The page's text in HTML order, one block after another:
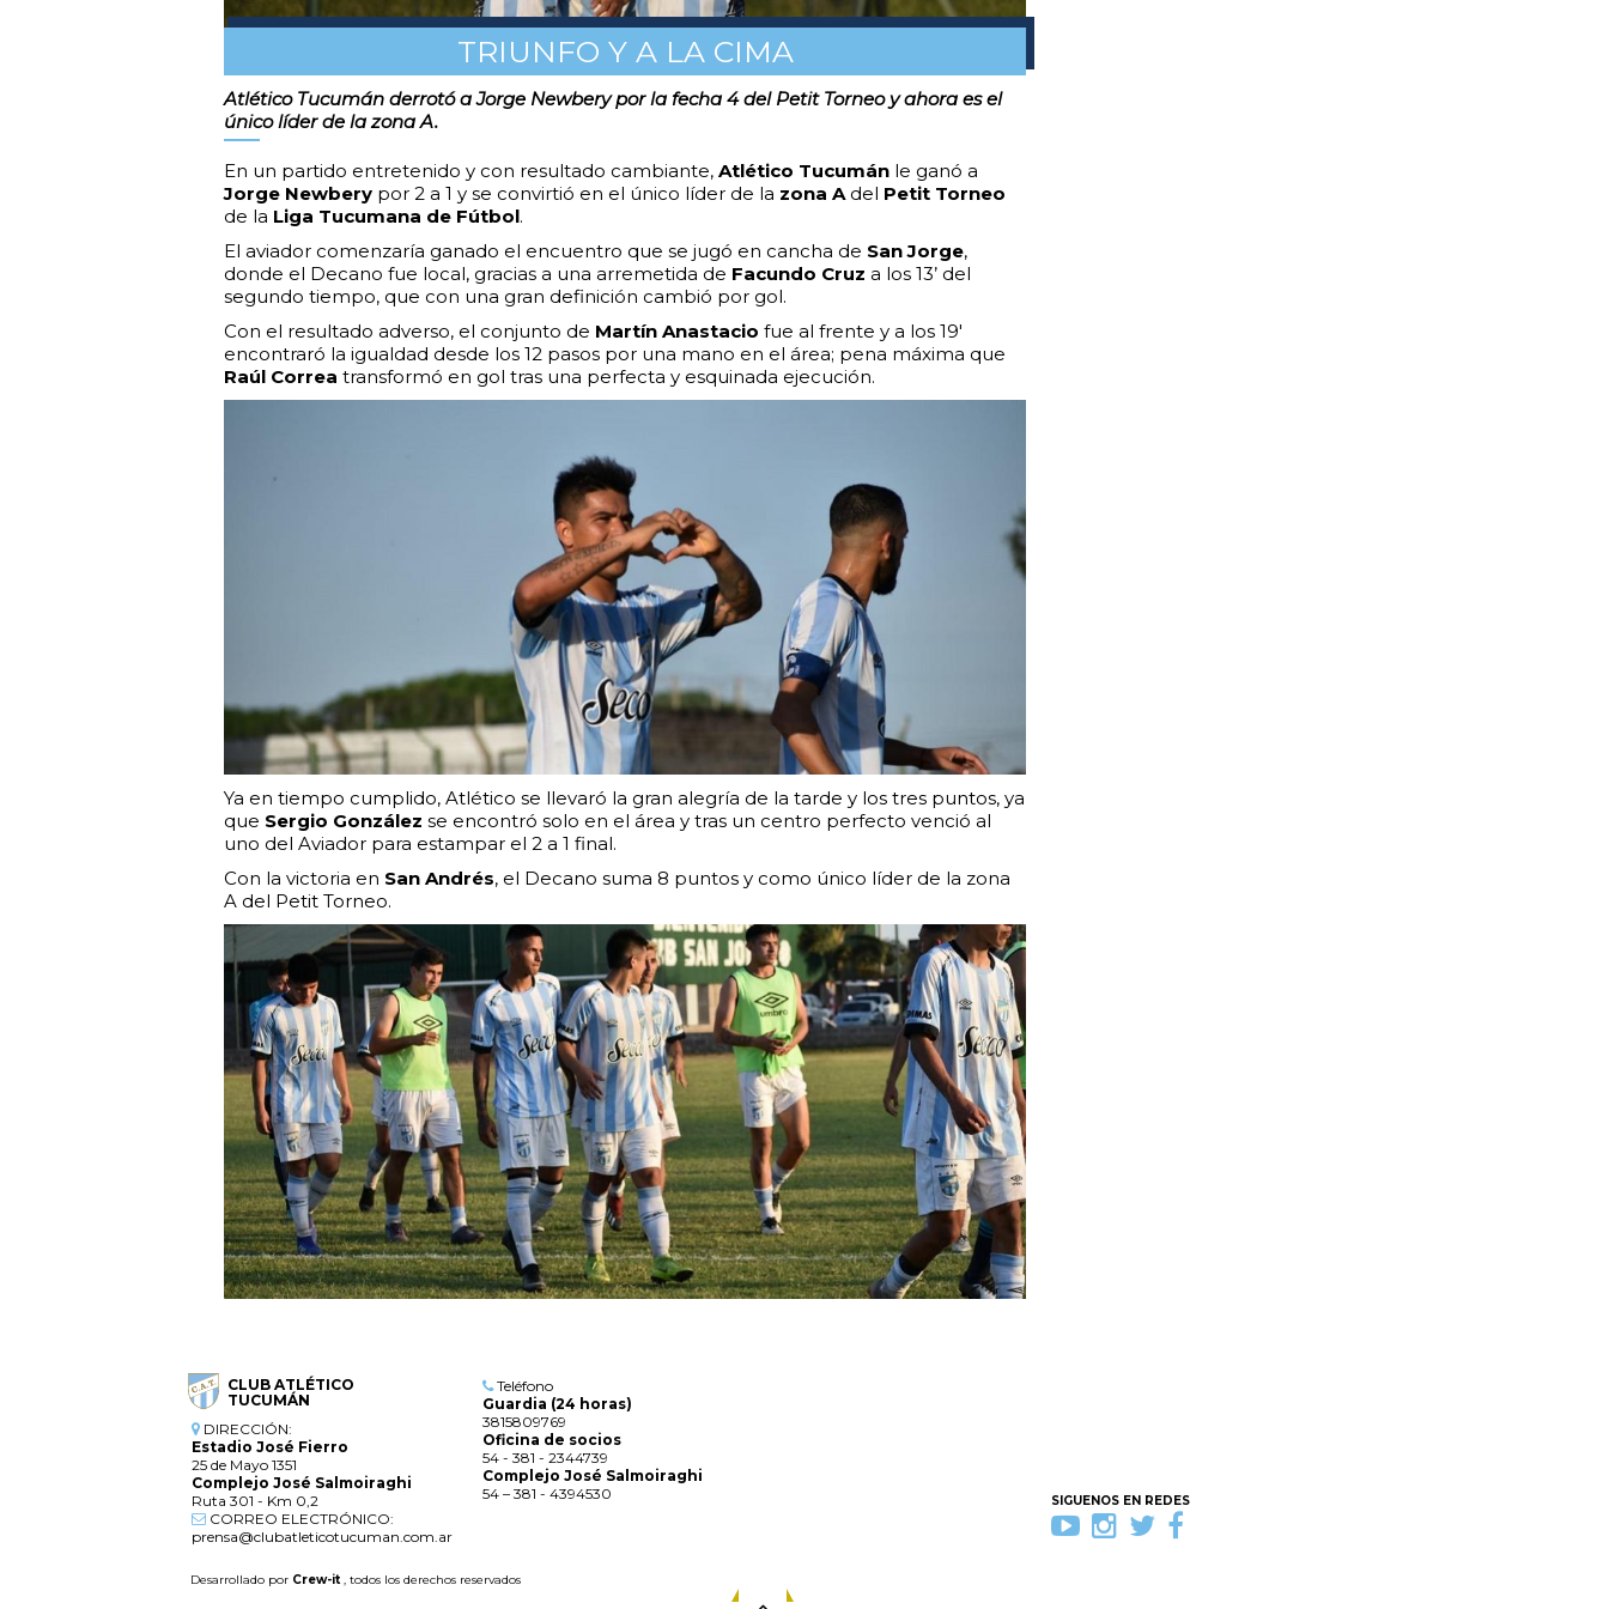
TRIUNFO Y A LA CIMA
Atlético Tucumán derrotó a Jorge Newbery por la fecha 4 del Petit Torneo y ahora es el
único líder de la zona A.
En un partido entretenido y con resultado cambiante, Atlético Tucumán le ganó a
Jorge Newbery por 2 a 1 y se convirtió en el único líder de la zona Adel Petit Torneo
de la Liga Tucumana de Fútbol.
El aviador comenzaría ganado el encuentro que se jugó en cancha de San Jorge,
donde el Decano fue local, gracias a una arremetida de Facundo Cruz a los 13’ del
segundo tiempo, que con una gran definición cambió por gol.
Con el resultado adverso, el conjunto de Martín Anastacio fue al frente y a los 19'
encontraró la igualdad desde los 12 pasos por una mano en el área; pena máxima que
Raúl Correa transformó en gol tras una perfecta y esquinada ejecución.
Ya en tiempo cumplido, Atlético se llevaró la gran alegría de la tarde y los tres puntos, ya
que Sergio González se encontró solo en el área y tras un centro perfecto venció al
uno del Aviador para estampar el 2 a 1 final.
Con la victoria en San Andrés, el Decano suma 8 puntos y como único líder de la zona
A del Petit Torneo.
CLUB ATLÉTICO
TUCUMÁN
DIRECCIÓN:
Estadio José Fierro
25 de Mayo 1351
Complejo José Salmoiraghi
Ruta 301 - Km 0,2
CORREO ELECTRÓNICO:
prensa@clubatleticotucuman.com.ar
Teléfono
Guardia (24 horas)
3815809769
Oficina de socios
54 - 381 - 2344739
Complejo José Salmoiraghi
54 – 381 - 4394530
SIGUENOS EN REDES
Desarrollado por Crew-it , todos los derechos reservados